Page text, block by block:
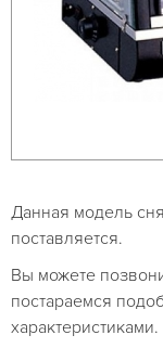
Данная модель
поставляется.
Вы можете
постараемся
характеристиками.